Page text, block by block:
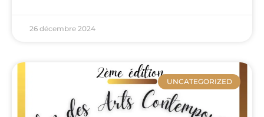
26 décembre 2024
UNCATEGORIZED